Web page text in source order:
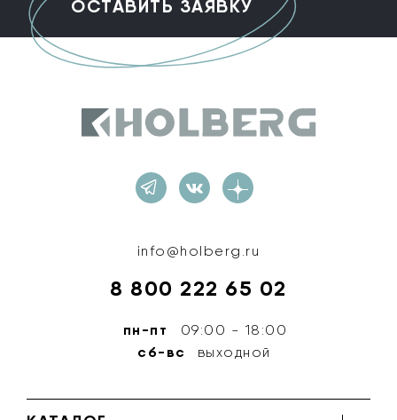
info@holberg.ru
8 800 222 65 02
пн-пт 09:00 - 18:00
сб-вс выходной